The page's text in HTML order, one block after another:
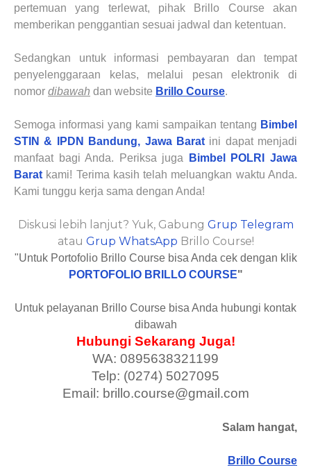
pertemuan yang terlewat, pihak Brillo Course akan
memberikan penggantian sesuai jadwal dan ketentuan.
Sedangkan untuk informasi pembayaran dan tempat
penyelenggaraan kelas, melalui pesan elektronik di
nomor dibawah dan website Brillo Course.
Semoga informasi yang kami sampaikan tentang Bimbel
STIN & IPDN
Bandung, Jawa Barat ini dapat menjadi
manfaat bagi Anda. Periksa juga
Bimbel POLRI Jawa
Barat kami! Terima kasih telah meluangkan waktu Anda.
Kami tunggu kerja sama dengan Anda!
Diskusi lebih lanjut? Yuk, Gabung Grup Telegram
atau Grup WhatsApp Brillo Course!
"Untuk Portofolio Brillo Course bisa Anda cek dengan klik
PORTOFOLIO BRILLO COURSE"
Untuk pelayanan Brillo Course bisa Anda hubungi kontak
dibawah
Hubungi Sekarang Juga!
WA: 0895638321199
Telp: (0274) 5027095
Email: brillo.course@gmail.com
Salam hangat,
Brillo Course